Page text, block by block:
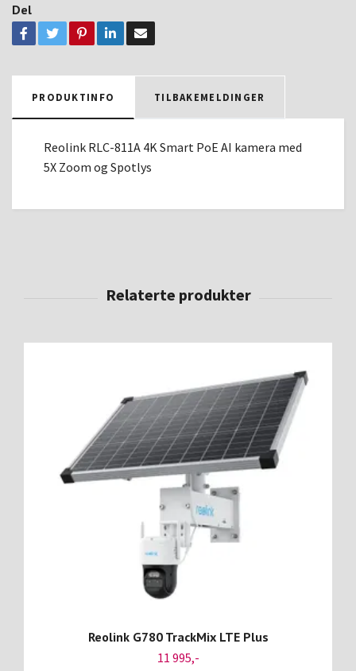
Del
PRODUKTINFO TILBAKEMELDINGER
Reolink RLC-811A 4K Smart PoE AI kamera med
5X Zoom og Spotlys
Reolink G780 TrackMix LTE Plus
11 995,-